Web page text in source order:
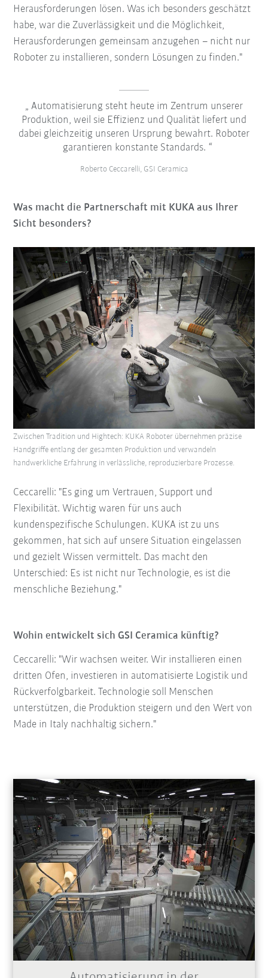
Herausforderungen lösen. Was ich besonders geschätzt
habe, war die Zuverlässigkeit und die Möglichkeit,
Herausforderungen gemeinsam anzugehen – nicht nur
Roboter zu installieren, sondern Lösungen zu finden."
Automatisierung steht heute im Zentrum unserer
Produktion, weil sie Effizienz und Qualität liefert und
dabei gleichzeitig unseren Ursprung bewahrt. Roboter
garantieren konstante Standards.
Roberto Ceccarelli, GSI Ceramica
Was macht die Partnerschaft mit KUKA aus Ihrer
Sicht besonders?
Ceccarelli: "Es ging um Vertrauen, Support und
Flexibilität. Wichtig waren für uns auch
kundenspezifische Schulungen. KUKA ist zu uns
gekommen, hat sich auf unsere Situation eingelassen
und gezielt Wissen vermittelt. Das macht den
Unterschied: Es ist nicht nur Technologie, es ist die
menschliche Beziehung."
Zwischen Tradition und Hightech: KUKA Roboter übernehmen präzise
Handgriffe entlang der gesamten Produktion und verwandeln
handwerkliche Erfahrung in verlässliche, reproduzierbare Prozesse.
Wohin entwickelt sich GSI Ceramica künftig?
Ceccarelli: "Wir wachsen weiter. Wir installieren einen
dritten Ofen, investieren in automatisierte Logistik und
Rückverfolgbarkeit. Technologie soll Menschen
unterstützen, die Produktion steigern und den Wert von
Made in Italy nachhaltig sichern."